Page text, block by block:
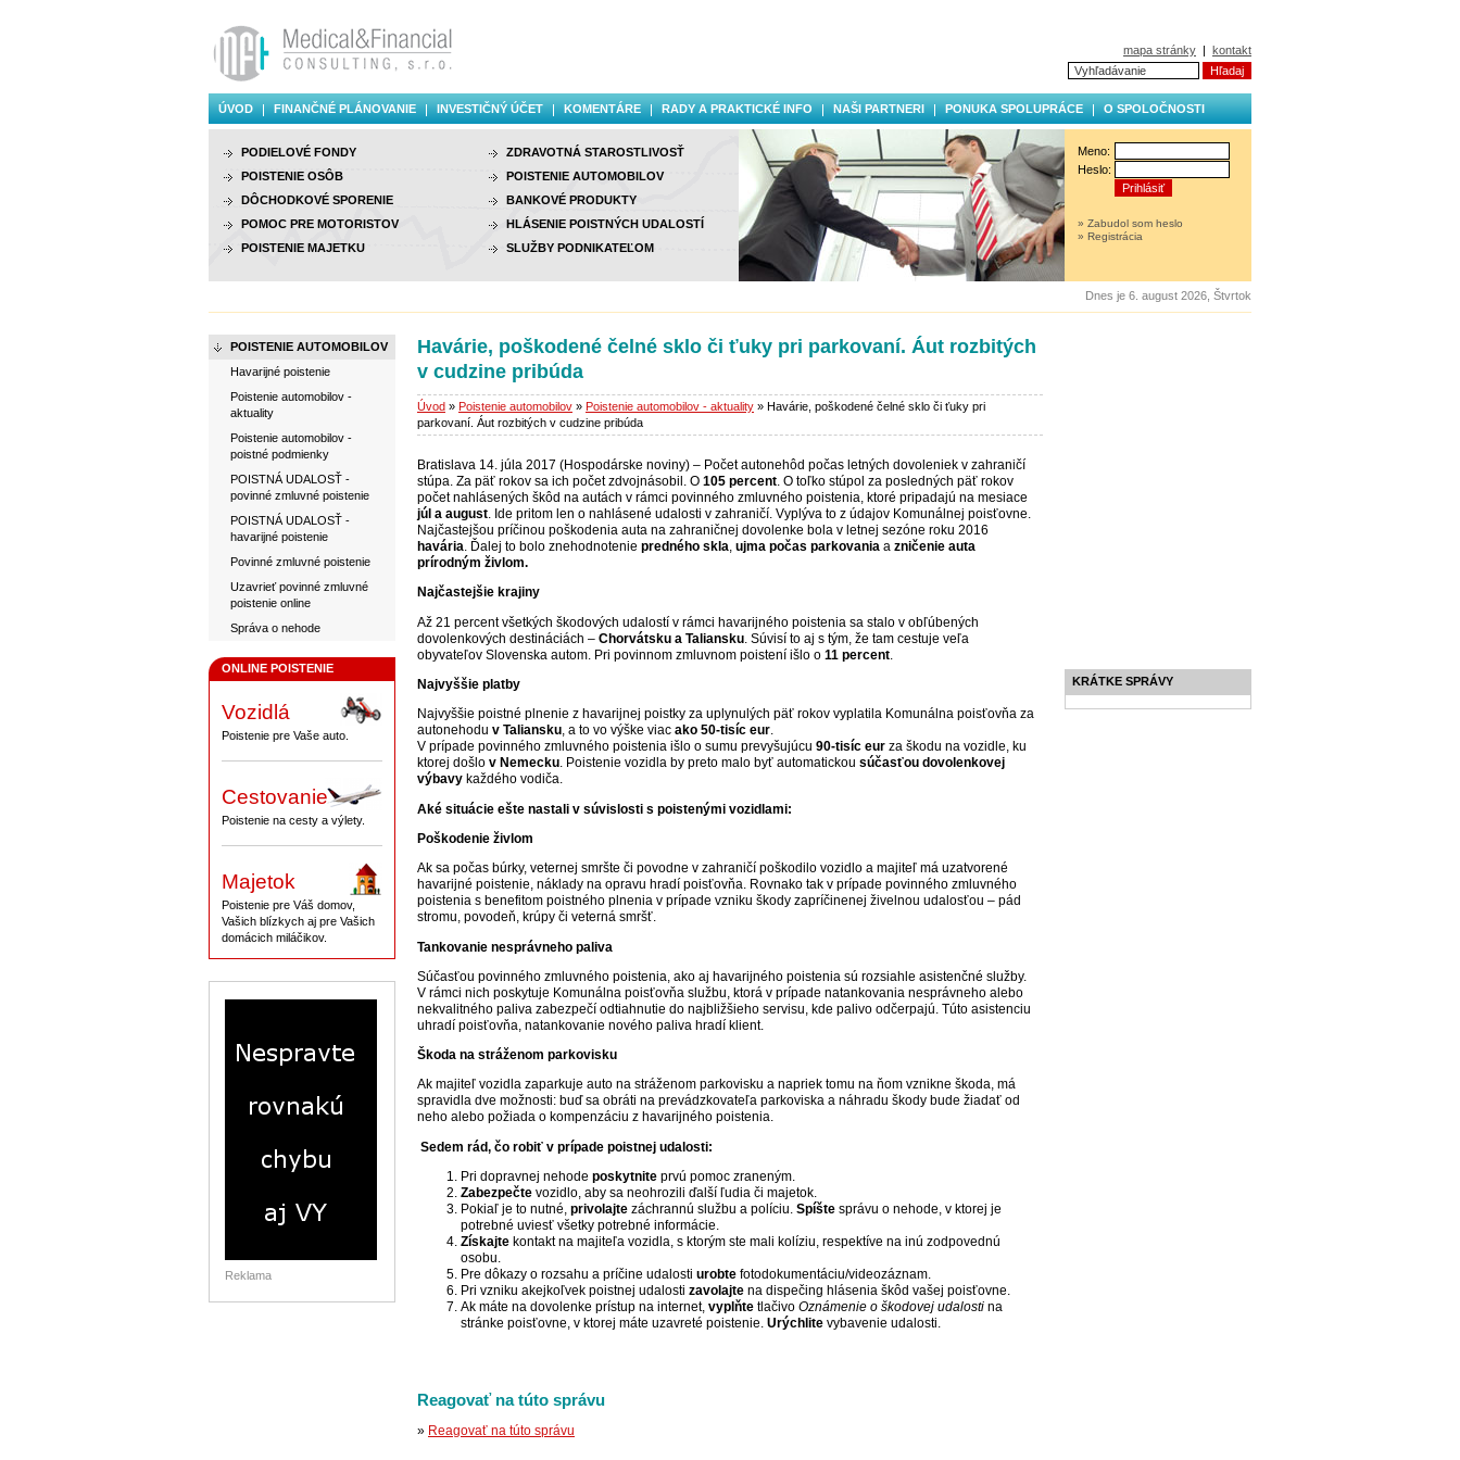
mapa stránky | kontakt
ÚVOD FINANČNÉ PLÁNOVANIE INVESTIČNÝ ÚČET KOMENTÁRE RADY A PRAKTICKÉ INFO NAŠI PARTNERI PONUKA SPOLUPRÁCE O SPOLOČNOSTI
PODIELOVÉ FONDY
POISTENIE OSÔB
DÔCHODKOVÉ SPORENIE
POMOC PRE MOTORISTOV
POISTENIE MAJETKU
ZDRAVOTNÁ STAROSTLIVOSŤ
POISTENIE AUTOMOBILOV
BANKOVÉ PRODUKTY
HLÁSENIE POISTNÝCH UDALOSTÍ
SLUŽBY PODNIKATEĽOM
Meno:
Heslo:
» Zabudol som heslo
» Registrácia
Dnes je 6. august 2026, Štvrtok
POISTENIE AUTOMOBILOV
Havarijné poistenie
Poistenie automobilov -
aktuality
Poistenie automobilov -
poistné podmienky
POISTNÁ UDALOSŤ -
povinné zmluvné poistenie
POISTNÁ UDALOSŤ -
havarijné poistenie
Povinné zmluvné poistenie
Uzavrieť povinné zmluvné
poistenie online
Správa o nehode
ONLINE POISTENIE
Vozidlá
Poistenie pre Vaše auto.
Cestovanie
Poistenie na cesty a výlety.
Majetok
Poistenie pre Váš domov,
Vašich blízkych aj pre Vašich
domácich miláčikov.
Reklama
Havárie, poškodené čelné sklo či ťuky pri parkovaní. Áut rozbitých
v cudzine pribúda
Úvod » Poistenie automobilov » Poistenie automobilov - aktuality » Havárie, poškodené čelné sklo či ťuky pri
parkovaní. Áut rozbitých v cudzine pribúda
Bratislava 14. júla 2017 (Hospodárske noviny) – Počet autonehôd počas letných dovoleniek v zahraničí
stúpa. Za päť rokov sa ich počet zdvojnásobil. O 105 percent. O toľko stúpol za posledných päť rokov
počet nahlásených škôd na autách v rámci povinného zmluvného poistenia, ktoré pripadajú na mesiace
júl a august. Ide pritom len o nahlásené udalosti v zahraničí. Vyplýva to z údajov Komunálnej poisťovne.
Najčastejšou príčinou poškodenia auta na zahraničnej dovolenke bola v letnej sezóne roku 2016
havária. Ďalej to bolo znehodnotenie predného skla, ujma počas parkovania a zničenie auta
prírodným živlom.
Najčastejšie krajiny
Až 21 percent všetkých škodových udalostí v rámci havarijného poistenia sa stalo v obľúbených
dovolenkových destináciách – Chorvátsku a Taliansku . Súvisí to aj s tým, že tam cestuje veľa
obyvateľov Slovenska autom. Pri povinnom zmluvnom poistení išlo o 11 percent
Najvyššie platby
Najvyššie poistné plnenie z havarijnej poistky za uplynulých päť rokov vyplatila Komunálna poisťovňa za
autonehodu v Taliansku, a to vo výške viac ako 50-tisíc eur.
V prípade povinného zmluvného poistenia išlo o sumu prevyšujúcu 90-tisíc eur za škodu na vozidle, ku
ktorej došlo v Nemecku. Poistenie vozidla by preto malo byť automatickou súčasťou dovolenkovej
výbavy každého vodiča.
Aké situácie ešte nastali v súvislosti s poistenými vozidlami:
Poškodenie živlom
Ak sa počas búrky, veternej smršte či povodne v zahraničí poškodilo vozidlo a majiteľ má uzatvorené
havarijné poistenie, náklady na opravu hradí poisťovňa. Rovnako tak v prípade povinného zmluvného
poistenia s benefitom poistného plnenia v prípade vzniku škody zapríčinenej živelnou udalosťou – pád
stromu, povodeň, krúpy či veterná smršť.
Tankovanie nesprávneho paliva
Súčasťou povinného zmluvného poistenia, ako aj havarijného poistenia sú rozsiahle asistenčné služby.
V rámci nich poskytuje Komunálna poisťovňa službu, ktorá v prípade natankovania nesprávneho alebo
nekvalitného paliva zabezpečí odtiahnutie do najbližšieho servisu, kde palivo odčerpajú. Túto asistenciu
uhradí poisťovňa, natankovanie nového paliva hradí klient.
Škoda na stráženom parkovisku
Ak majiteľ vozidla zaparkuje auto na stráženom parkovisku a napriek tomu na ňom vznikne škoda, má
spravidla dve možnosti: buď sa obráti na prevádzkovateľa parkoviska a náhradu škody bude žiadať od
neho alebo požiada o kompenzáciu z havarijného poistenia.
Sedem rád, čo robiť v prípade poistnej udalosti:
Pri dopravnej nehode poskytnite prvú pomoc zraneným.
Zabezpečte vozidlo, aby sa neohrozili ďalší ľudia či majetok.
Pokiaľ je to nutné, privolajte záchrannú službu a políciu. Spíšte správu o nehode, v ktorej je
potrebné uviesť všetky potrebné informácie.
Získajte kontakt na majiteľa vozidla, s ktorým ste mali kolíziu, respektíve na inú zodpovednú
osobu.
Pre dôkazy o rozsahu a príčine udalosti urobte fotodokumentáciu/videozáznam.
Pri vzniku akejkoľvek poistnej udalosti zavolajte na dispečing hlásenia škôd vašej poisťovne.
Ak máte na dovolenke prístup na internet, vyplňte tlačivo Oznámenie o škodovej udalosti na
stránke poisťovne, v ktorej máte uzavreté poistenie. Urýchlite vybavenie udalosti.
Reagovať na túto správu
» Reagovať na túto správu
KRÁTKE SPRÁVY